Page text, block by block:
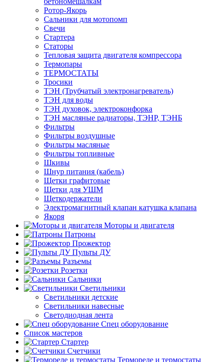
Ротор-Якорь
Сальники для мотопомп
Свечи
Стартера
Статоры
Тепловая защита двигателя компрессора
Термопары
ТЕРМОСТАТЫ
Тросики
ТЭН (Трубчатый электронагреватель)
ТЭН для воды
ТЭН духовок, электроконфорка
ТЭН масляные радиаторы, ТЭНР, ТЭНБ
Фильтры
Фильтры воздушные
Фильтры масляные
Фильтры топливные
Шкивы
Шнур питания (кабель)
Щетки графитовые
Щетки для УШМ
Щеткодержатели
Электромагнитный клапан катушка клапана
Якоря
Моторы и двигателя
Патроны
Прожектор
Пульты ДУ
Разъемы
Розетки
Сальники
Светильники
Светильники детские
Светильники навесные
Светодиодная лента
Спец оборудование
Список мастеров
Стартер
Счетчики
Термореле и термостаты